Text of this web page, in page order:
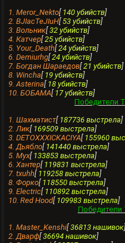
1. Meror_Nekto[ 140 убийств]
2. BJIacTeJIuH[ 53 убийств]
3. Вольник[ 32 убийств]
4. Катчер[ 25 убийств]
5. Your_Death[ 24 убийств]
6. Demiurhg[ 24 убийств]
7. Богдан Шараедов[ 21 убийств]
8. Wincha[ 19 убийств]
9. Asterina[ 18 убийств]
10. БОБАМА[ 17 убийств]
Победители
1. Шахматист[ 187736 выстрела]
2. Лик[ 169509 выстрела]
3. DETOXXXICKACIYA[ 155960
4. Дьябло[ 141440 выстрела]
5. Мух[ 133853 выстрела]
6. Xантер[ 119831 выстрела]
7. txuhh[ 119258 выстрела]
8. Форко[ 118550 выстрела]
9. Еlectric[ 110892 выстрела]
10. Red Hood[ 109983 выстрела]
Победители
1. Master_Kenshi[ 36813 нашивок]
2. Дварф[ 36694 нашивок]